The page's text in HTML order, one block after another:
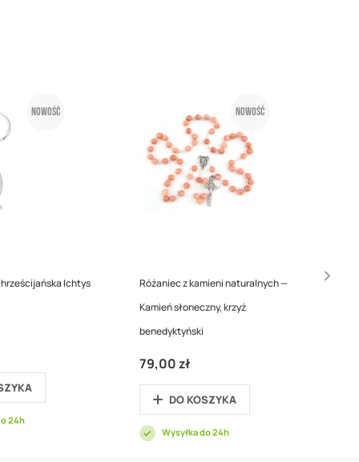
Nowość
Ichtys
24h
Nowość
Różaniec z kamieni naturalnych —
Kamień słoneczny, krzyż
benedyktyński
79,00 zł
DO KOSZYKA
Wysyłka do 24h